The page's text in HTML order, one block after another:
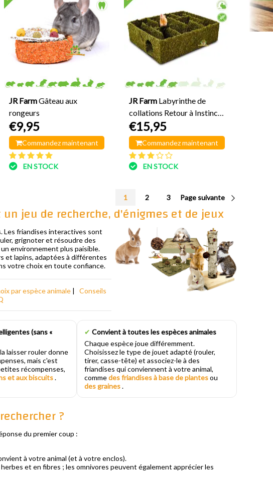
JR FarmGâteau aux
rongeurs
€9,95
Commandez maintenant
EN STOCK
JR Farm Labyrinthe de
collations Retour à Instinct
28 cm
€15,95
Commandez maintenant
EN STOCK
1 2 3 Page suivante
jeu de recherche, d'énigmes et de jeux
Les friandises interactives sont
grignoter et résoudre des
environnement plus paisible.
et lapins, adaptées à différentes
votre choix en toute confiance.
par espèce animale |
Conseils
(sans «
laisser rouler donne
mais c'est
récompenses,
et aux biscuits.
✔ Convient à toutes les espèces animales
Chaque espèce joue différemment.
Choisissez le type de jouet adapté (rouler,
tirer, casse-tête) et associez-le à des
friandises qui conviennent à votre animal,
commedes friandises à base de plantesou
des graines.
?
du premier coup :
à votre animal (et à votre enclos).
et en fibres ; les omnivores peuvent également apprécier les